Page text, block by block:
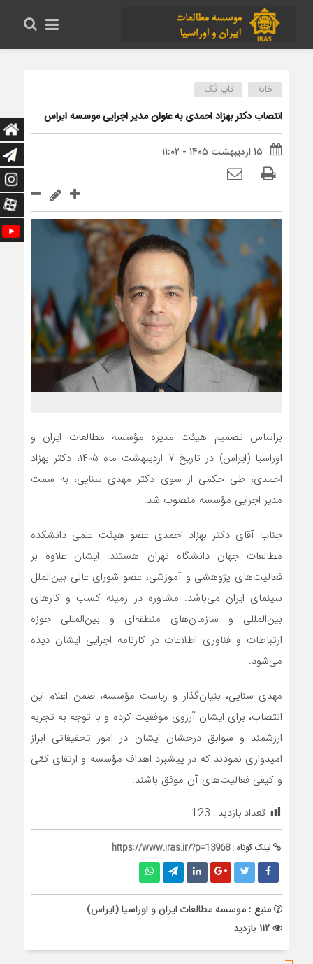
خانه تاپ تَک
انتصاب دکتر بهزاد احمدی به عنوان مدیر اجرایی موسسه ایراس
۱۵ اردیبهشت ۱۴۰۵ - ۱۱:۰۲
براساس تصمیم هیئت مدیره مؤسسه مطالعات ایران و
اوراسیا (ایراس) در تاریخ ۷ اردیبهشت ماه ۱۴۰۵، دکتر بهزاد
احمدی، طی حکمی از سوی دکتر مهدی سنایی، به سمت
مدیر اجرایی مؤسسه منصوب شد.
جناب آقای دکتر بهزاد احمدی عضو هیئت علمی دانشکده
مطالعات جهان دانشگاه تهران هستند. ایشان علاوه بر
فعالیت‌های پژوهشی و آموزشی، عضو شورای عالی بین‌الملل
سینمای ایران می‌باشد. مشاوره در زمینه کسب و کارهای
بین‌المللی و سازمان‌های منطقه‌ای و بین‌المللی حوزه
ارتباطات و فناوری اطلاعات در کارنامه اجرایی ایشان دیده
می‌شود.
مهدی سنایی، بنیان‌گذار و ریاست مؤسسه، ضمن اعلام این
انتصاب، برای ایشان آرزوی موفقیت کرده و با توجه به تجربه
ارزشمند و سوابق درخشان ایشان در امور تحقیقاتی ابراز
امیدواری نمودند که در پیشبرد اهداف مؤسسه و ارتقای کمّی
و کیفی فعالیت‌های آن موفق باشند.
تعداد بازدید : 123
لینک کوتاه :https://www.iras.ir/?p=13968
منبع : موسسه مطالعات ایران و اوراسیا (ایراس)